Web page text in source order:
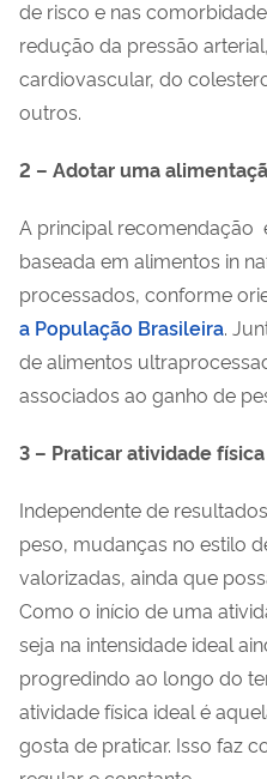
de risco e nas
redução da pressão
cardiovascular, do
outros.
2 – Adotar uma
A principal recomendação
baseada em alimentos in
processados, conforme
a População Brasileira.
de alimentos
associados ao ganho de
3 – Praticar atividade
Independente de
peso, mudanças no estilo
valorizadas, ainda que
Como o início de uma
seja na intensidade ideal
progredindo ao longo do
atividade física ideal é
gosta de praticar. Isso faz